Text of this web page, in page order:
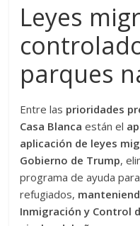
Leyes
parques
Entre las prioridades
Casa Blanca están el
aplicación de leyes
Gobierno de Trump,
programa de ayuda
refugiados,
Inmigración y Control